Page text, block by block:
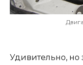
Удивительно, но